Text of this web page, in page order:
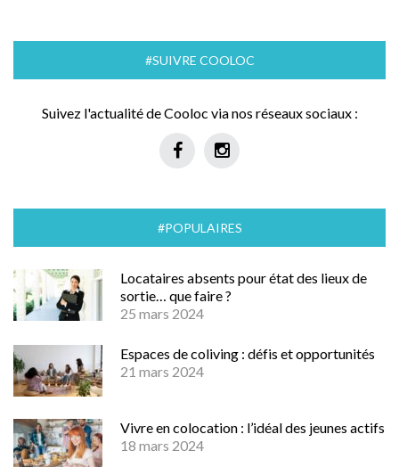
#SUIVRE COOLOC
Suivez l'actualité de Cooloc via nos réseaux sociaux :
#POPULAIRES
Locataires absents pour état des lieux de
sortie… que faire ?
25 mars 2024
Espaces de coliving : défis et opportunités
21 mars 2024
Vivre en colocation : l’idéal des jeunes actifs
18 mars 2024